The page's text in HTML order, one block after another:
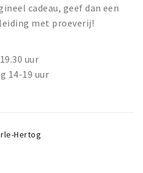
cadeau, geef dan een
met proeverij!
uur
14-19 uur
Hertog